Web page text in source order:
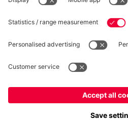
Privacy
Impostazioni
*Prezzi IVA inclusa e spese
© FC Bayern
FC Bayern München AG, Säbener
Italianoper
Globaleper